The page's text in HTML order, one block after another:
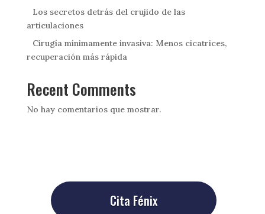
Los secretos detrás del crujido de las
articulaciones
Cirugía mínimamente invasiva: Menos cicatrices,
recuperación más rápida
Recent Comments
No hay comentarios que mostrar.
Cita Fénix